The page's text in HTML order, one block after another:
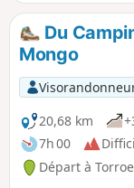
jour d'été. Il est
Du
Mongo
20,68 km
7h 00
Départ à